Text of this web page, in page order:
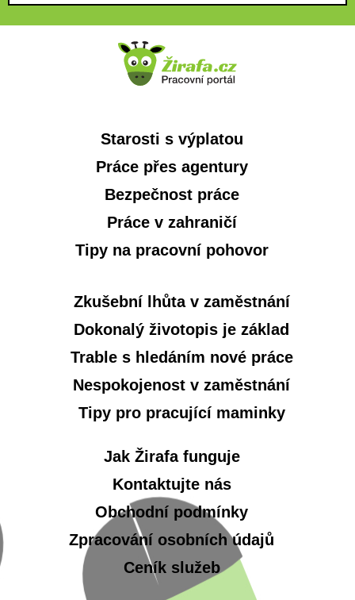
Starosti s výplatou
Práce přes agentury
Bezpečnost práce
Práce v zahraničí
Tipy na pracovní pohovor
Zkušební lhůta v zaměstnání
Dokonalý životopis je základ
Trable s hledáním nové práce
Nespokojenost v zaměstnání
Tipy pro pracující maminky
Jak Žirafa funguje
Kontaktujte nás
Obchodní podmínky
Zpracování osobních údajů
Ceník služeb